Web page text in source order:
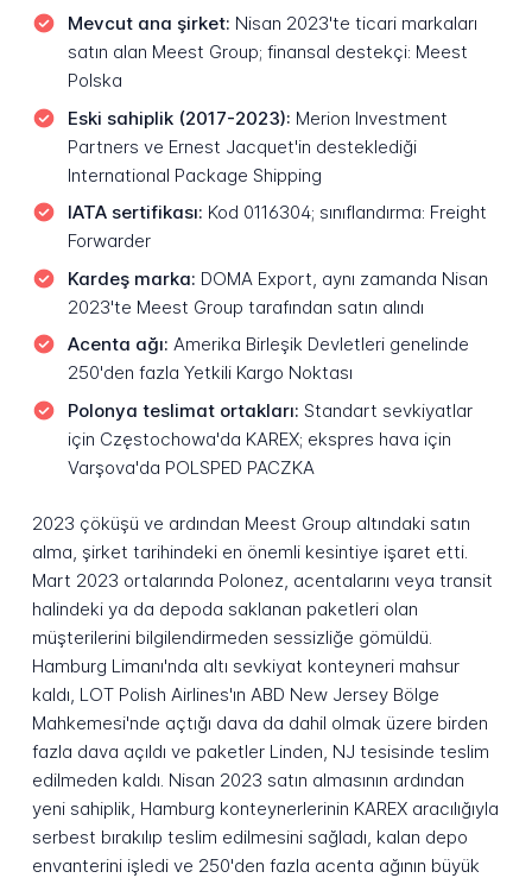
Mevcut ana şirket: Nisan 2023'te ticari markaları
satın alan Meest Group; finansal destekçi: Meest
Polska
Eski sahiplik (2017-2023): Merion Investment
Partners ve Ernest Jacquet'in desteklediği
International Package Shipping
IATA sertifikası: Kod 0116304; sınıflandırma: Freight
Forwarder
Kardeş marka: DOMA Export, aynı zamanda Nisan
2023'te Meest Group tarafından satın alındı
Acenta ağı: Amerika Birleşik Devletleri genelinde
250'den fazla Yetkili Kargo Noktası
Polonya teslimat ortakları: Standart sevkiyatlar
için Częstochowa'da KAREX; ekspres hava için
Varşova'da POLSPED PACZKA
2023 çöküşü ve ardından Meest Group altındaki satın
alma, şirket tarihindeki en önemli kesintiye işaret etti.
Mart 2023 ortalarında Polonez, acentalarını veya transit
halindeki ya da depoda saklanan paketleri olan
müşterilerini bilgilendirmeden sessizliğe gömüldü.
Hamburg Limanı'nda altı sevkiyat konteyneri mahsur
kaldı, LOT Polish Airlines'ın ABD New Jersey Bölge
Mahkemesi'nde açtığı dava da dahil olmak üzere birden
fazla dava açıldı ve paketler Linden, NJ tesisinde teslim
edilmeden kaldı. Nisan 2023 satın almasının ardından
yeni sahiplik, Hamburg konteynerlerinin KAREX aracılığıyla
serbest bırakılıp teslim edilmesini sağladı, kalan depo
envanterini işledi ve 250'den fazla acenta ağının büyük